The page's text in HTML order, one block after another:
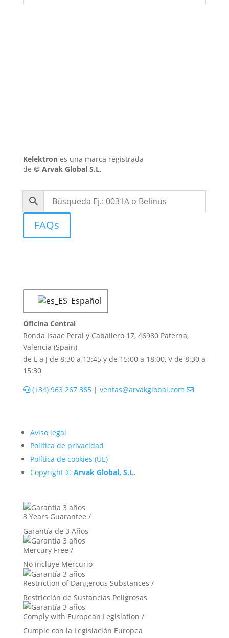
Kelektrones una marca registrada
de © Arvak Global S.L.
FAQs
Español
Oficina Central
Ronda Isaac Peral y Caballero 17, 46980 Paterna,
Valencia (Spain)
de L a J de 8:30 a 13:45 y de 15:00 a 18:00, V de 8:30 a
15:30
(+34) 963 267 365| ventas@arvakglobal.com
Aviso legal
Política de privacidad
Política de cookies (UE)
Copyright © Arvak Global, S.L.
3 Years Guarantee /
Garantía de 3 Años
Mercury Free /
No incluye Mercurio
Restriction of Dangerous Substances /
Restricción de Sustancias Peligrosas
Comply with European Legislation /
Cumple con la Legislación Europea